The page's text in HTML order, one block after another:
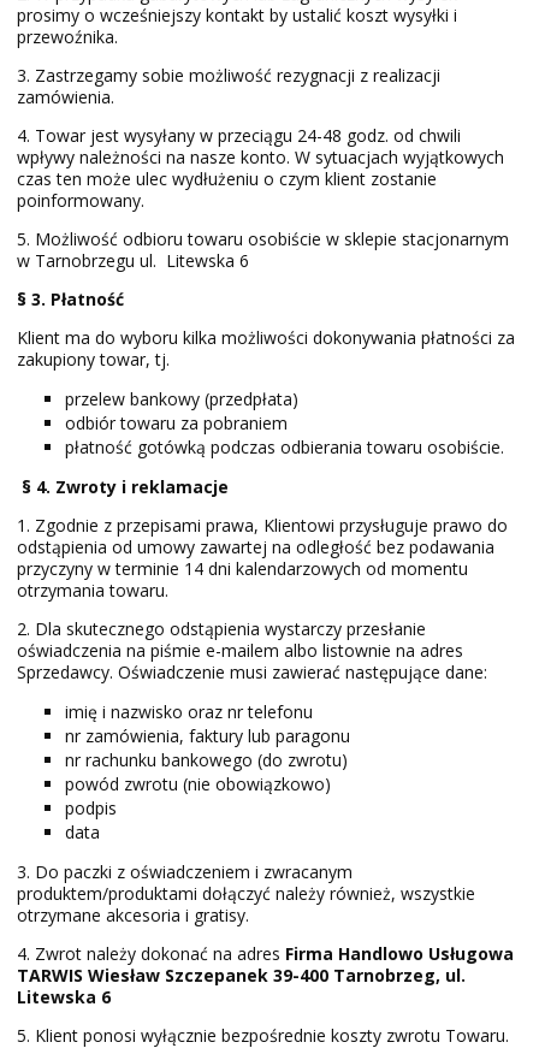
prosimy o wcześniejszy kontakt by ustalić koszt wysyłki i
przewoźnika.
3. Zastrzegamy sobie możliwość rezygnacji z realizacji
zamówienia.
4. Towar jest wysyłany w przeciągu 24-48 godz. od chwili
wpływy należności na nasze konto. W sytuacjach wyjątkowych
czas ten może ulec wydłużeniu o czym klient zostanie
poinformowany.
5. Możliwość odbioru towaru osobiście w sklepie stacjonarnym
w Tarnobrzegu ul. Litewska 6
§ 3. Płatność
Klient ma do wyboru kilka możliwości dokonywania płatności za
zakupiony towar, tj.
przelew bankowy (przedpłata)
odbiór towaru za pobraniem
płatność gotówką podczas odbierania towaru osobiście.
§ 4. Zwroty i reklamacje
1. Zgodnie z przepisami prawa, Klientowi przysługuje prawo do
odstąpienia od umowy zawartej na odległość bez podawania
przyczyny w terminie 14 dni kalendarzowych od momentu
otrzymania towaru.
2. Dla skutecznego odstąpienia wystarczy przesłanie
oświadczenia na piśmie e-mailem albo listownie na adres
Sprzedawcy. Oświadczenie musi zawierać następujące dane:
imię i nazwisko oraz nr telefonu
nr zamówienia, faktury lub paragonu
nr rachunku bankowego (do zwrotu)
powód zwrotu (nie obowiązkowo)
podpis
data
3. Do paczki z oświadczeniem i zwracanym
produktem/produktami dołączyć należy również, wszystkie
otrzymane akcesoria i gratisy.
4. Zwrot należy dokonać na adres Firma Handlowo Usługowa
TARWIS Wiesław Szczepanek 39-400 Tarnobrzeg, ul.
Litewska 6
5. Klient ponosi wyłącznie bezpośrednie koszty zwrotu Towaru.